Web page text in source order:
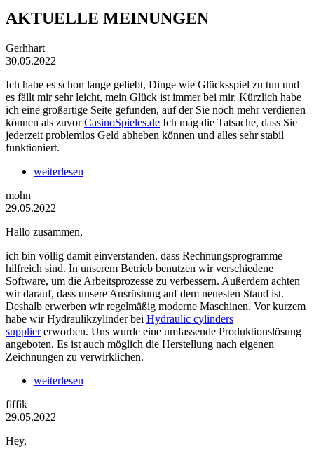
AKTUELLE MEINUNGEN
Gerhhart
30.05.2022
Ich habe es schon lange geliebt, Dinge wie Glücksspiel zu tun und
es fällt mir sehr leicht, mein Glück ist immer bei mir. Kürzlich habe
ich eine großartige Seite gefunden, auf der Sie noch mehr verdienen
können als zuvorCasinoSpieles.de Ich mag die Tatsache, dass Sie
jederzeit problemlos Geld abheben können und alles sehr stabil
funktioniert.
weiterlesen
mohn
29.05.2022
Hallo zusammen,
ich bin völlig damit einverstanden, dass Rechnungsprogramme
hilfreich sind. In unserem Betrieb benutzen wir verschiedene
Software, um die Arbeitsprozesse zu verbessern. Außerdem achten
wir darauf, dass unsere Ausrüstung auf dem neuesten Stand ist.
Deshalb erwerben wir regelmäßig moderne Maschinen. Vor kurzem
habe wir Hydraulikzylinder bei Hydraulic cylinders
suppliererworben. Uns wurde eine umfassende Produktionslösung
angeboten. Es ist auch möglich die Herstellung nach eigenen
Zeichnungen zu verwirklichen.
weiterlesen
fiffik
29.05.2022
Hey,